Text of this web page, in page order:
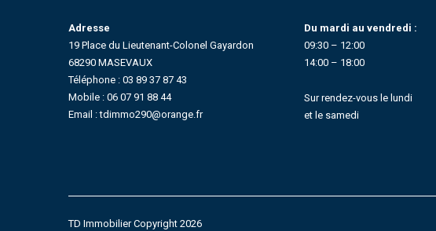
Adresse
19 Place du Lieutenant-Colonel Gayardon
68290 MASEVAUX
Téléphone : 03 89 37 87 43
Mobile : 06 07 91 88 44
Email : tdimmo290@orange.fr
Du mardi au vendredi :
09:30 – 12:00
14:00 – 18:00
Sur rendez-vous le lundi
et le samedi
TD Immobilier Copyright 2026